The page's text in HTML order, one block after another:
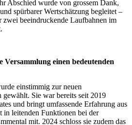
Abschied wurde von grossem Dank,
spürbarer Wertschätzung begleitet –
beeindruckende Laufbahnen im
Versammlung einen bedeutenden
einstimmig zur neuen
gewählt. Sie war bereits seit 2019
und bringt umfassende Erfahrung aus
in leitenden Funktionen bei der
mit. 2024 schloss sie zudem das